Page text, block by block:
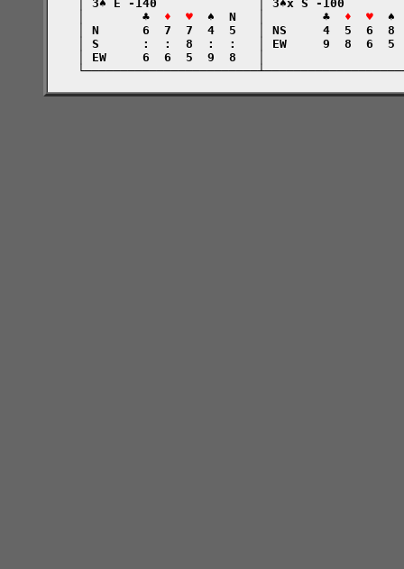
│ 3♠ E -140              │ 3♠x S -100
    │        ♣
♦  ♥
  ♠  N   │        ♣
♦  ♥
♠
│ N      6  7  7  4  5   │ NS     4  5  6
│ S      :  :  8  :  :   │ EW     9  8  6
│ EW     6  6  5  9  8   │